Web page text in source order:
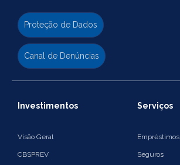
Proteção de Dados
Canal de Denúncias
Investimentos
Visão Geral
CBSPREV
Serviços
Empréstimos
Seguros